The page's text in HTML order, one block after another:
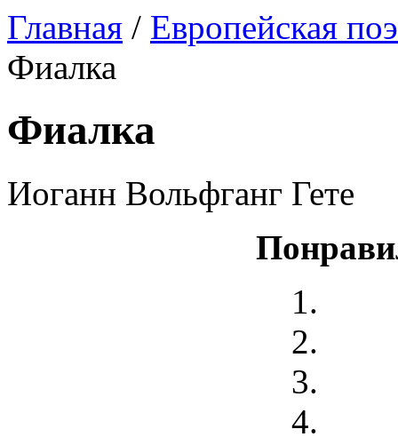
Главная / Европейская
Фиалка
Фиалка
Иоганн Вольфганг Гете